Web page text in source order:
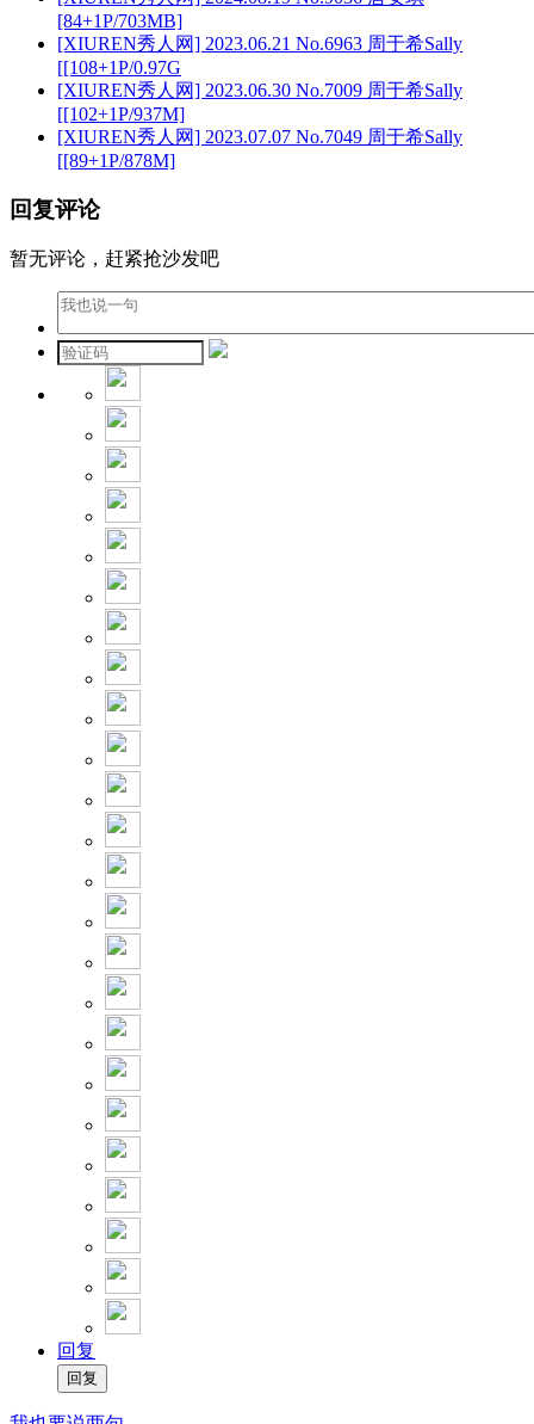
[84+1P/703MB]
[XIUREN秀人网] 2023.06.21 No.6963 周于希Sally
[[108+1P/0.97G
[XIUREN秀人网] 2023.06.30 No.7009 周于希Sally
[[102+1P/937M]
[XIUREN秀人网] 2023.07.07 No.7049 周于希Sally
[[89+1P/878M]
回复评论
暂无评论，赶紧抢沙发吧
回复